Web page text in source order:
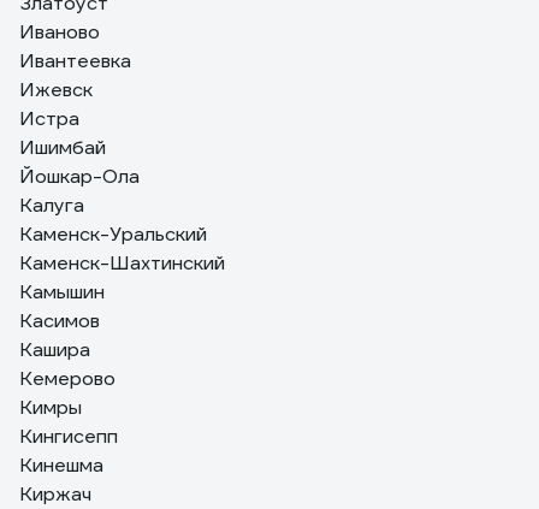
Иваново
Ивантеевка
Ижевск
Истра
Ишимбай
Йошкар-Ола
Калуга
Каменск-Уральский
Каменск-Шахтинский
Камышин
Касимов
Кашира
Кемерово
Кимры
Кингисепп
Кинешма
Киржач